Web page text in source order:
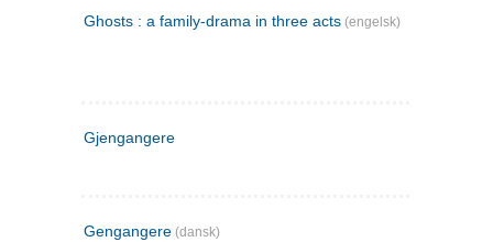
Ghosts : a family-drama in three acts (engelsk)
Gjengangere
Gengangere (dansk)